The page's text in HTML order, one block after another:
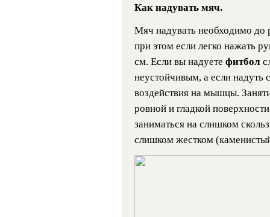
Как надувать мяч.
Мяч надувать необходимо до
при этом если легко нажать
см. Если вы надуете фитбол
неустойчивым, а если надуть
воздействия на мышцы.
ровной и гладкой
заниматься на слишком
слишком жестком